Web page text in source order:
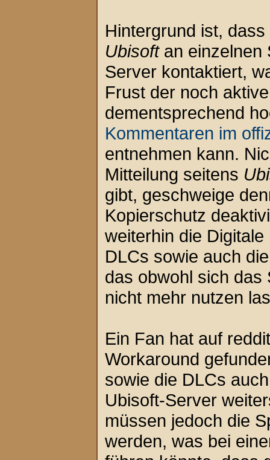
Hintergrund ist,
Ubisoftan einzelnen
Server kontaktiert,
Frust der noch
dementsprechend
Kommentaren im
entnehmen kann.
Mitteilung seitens
gibt, geschweige
Kopierschutz
weiterhin die
DLCs sowie auch
das obwohl sich das
nicht mehr nutzen
Ein Fan hat auf
Workaround
sowie die DLCs
Ubisoft-Server
müssen jedoch die
werden, was bei